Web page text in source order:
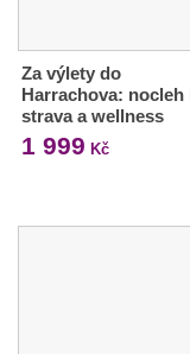
Za výlety do
Harrachova: nocleh
strava a wellness
1 999 Kč